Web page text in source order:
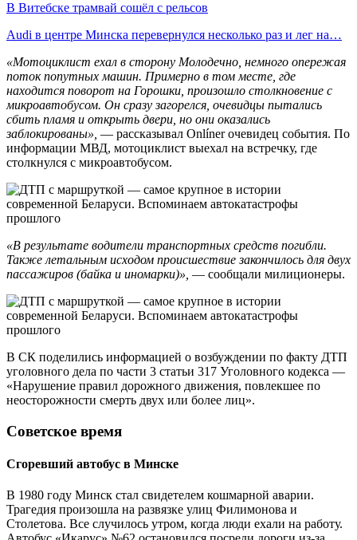
В Витебске трамвай сошёл с рельсов
Audi в центре Минска перевернулся несколько раз и лег на…
«Мотоциклист ехал в сторону Молодечно, немного опережая
поток попутных машин. Примерно в том месте, где
находится поворот на Горошки, произошло столкновение с
микроавтобусом. Он сразу загорелся, очевидцы пытались
сбить пламя и открыть двери, но они оказались
заблокированы», — рассказывал Onlíner очевидец события. По
информации МВД, мотоциклист выехал на встречку, где
столкнулся с микроавтобусом.
«В результате водители транспортных средств погибли.
Также летальным исходом происшествие закончилось для двух
пассажиров (байка и иномарки)», — сообщали милиционеры.
В СК поделились информацией о возбуждении по факту ДТП
уголовного дела по части 3 статьи 317 Уголовного кодекса —
«Нарушение правил дорожного движения, повлекшее по
неосторожности смерть двух или более лиц».
Советское время
Сгоревший автобус в Минске
В 1980 году Минск стал свидетелем кошмарной аварии.
Трагедия произошла на развязке улиц Филимонова и
Столетова. Все случилось утром, когда люди ехали на работу.